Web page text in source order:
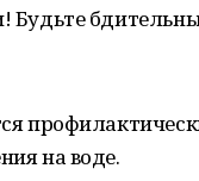
на воде.